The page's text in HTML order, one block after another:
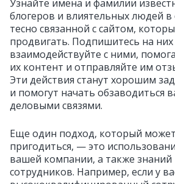
Узнайте имена и фамилии
блогеров и влиятельных людей в
тесно связанной с сайтом,
продвигать. Подпишитесь на них
взаимодействуйте с ними,
их контент и отправляйте им
Эти действия станут хорошим
и помогут начать обзаводиться
деловыми связями.
Еще один подход, который
пригодиться, — это
вашей компании, а также знаний
сотрудников. Например, если у